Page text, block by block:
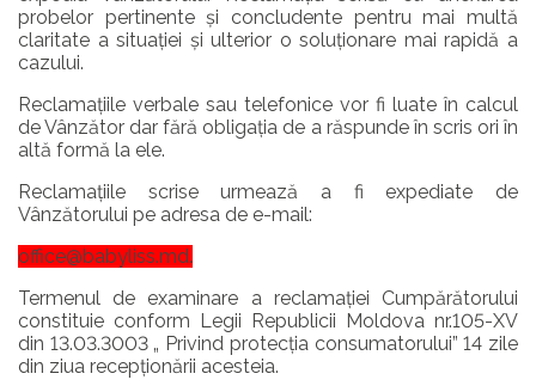
probelor pertinente și concludente pentru mai multă
claritate a situației și ulterior o soluționare mai rapidă a
cazului.
Reclamațiile verbale sau telefonice vor fi luate în calcul
de Vânzător dar fără obligația de a răspunde în scris ori în
altă formă la ele.
Reclamațiile scrise urmează a fi expediate de
Vânzătorului pe adresa de e-mail:
office@babyliss.md.
Termenul de examinare a reclamației Cumpărătorului
constituie conform Legii Republicii Moldova nr.105-XV
din 13.03.3003 „ Privind protecția consumatorului” 14 zile
din ziua recepționării acesteia.